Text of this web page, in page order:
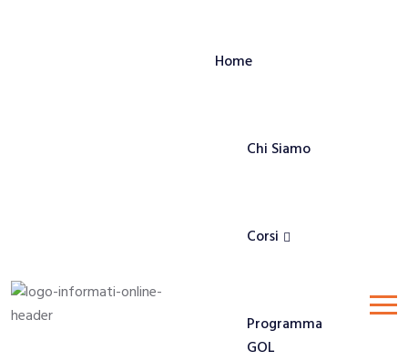
Home
Chi Siamo
Corsi
Programma
GOL